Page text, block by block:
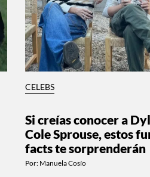
CELEBS
Si creías conocer a
Cole Sprouse, estos
facts te sorprenderán
Por: Manuela Cosío